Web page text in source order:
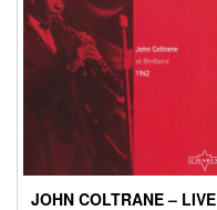
JOHN COLTRANE ‎– LIVE